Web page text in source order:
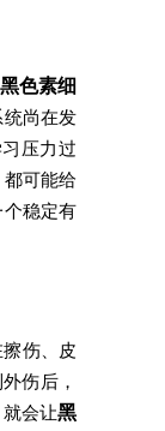
黑色素细
尚在发
压力过
可能给
稳定有
伤、皮
伤后，
会让黑